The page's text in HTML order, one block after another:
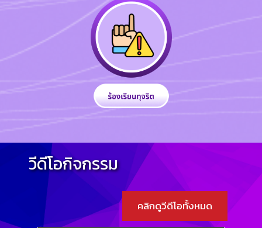
วีดีโอกิจกรรม
คลิกดูวีดีโอทั้งหมด